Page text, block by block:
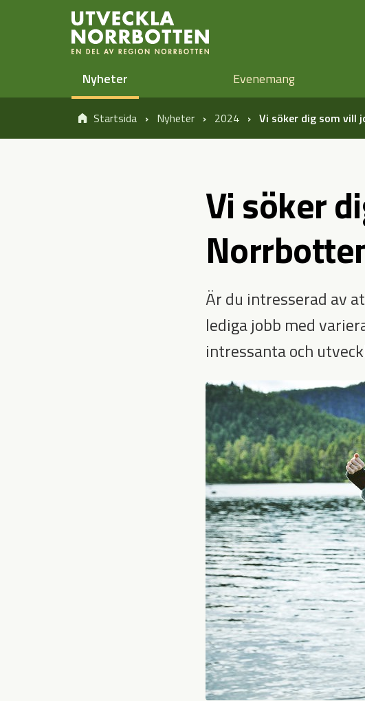
Öppna sidans huvudnavigering
Hoppa till sidans innehåll
Nyheter Evenemang
Startsida Nyheter 2024 Vi söker dig som vill
Vi söker
Är du intresserad av
lediga jobb med
intressanta och